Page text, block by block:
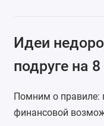
Идеи
подруге на
Помним о правиле:
финансовой